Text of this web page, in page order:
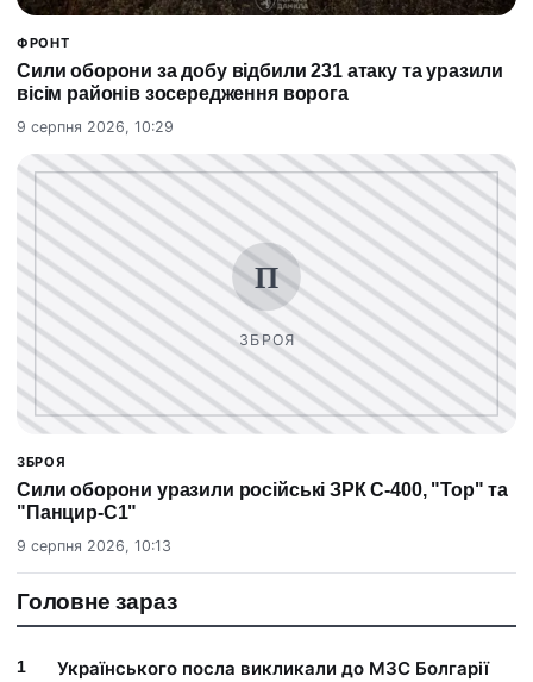
ФРОНТ
Сили оборони за добу відбили 231 атаку та уразили
вісім районів зосередження ворога
9 серпня 2026, 10:29
ЗБРОЯ
Сили оборони уразили російські ЗРК С-400, "Тор" та
"Панцир-С1"
9 серпня 2026, 10:13
Головне зараз
Українського посла викликали до МЗС Болгарії